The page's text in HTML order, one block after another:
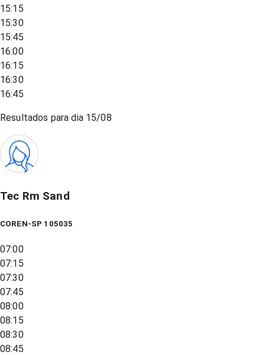
15:15
15:30
15:45
16:00
16:15
16:30
16:45
Resultados para dia 15/08
Tec Rm Sand
COREN-SP 105035
07:00
07:15
07:30
07:45
08:00
08:15
08:30
08:45